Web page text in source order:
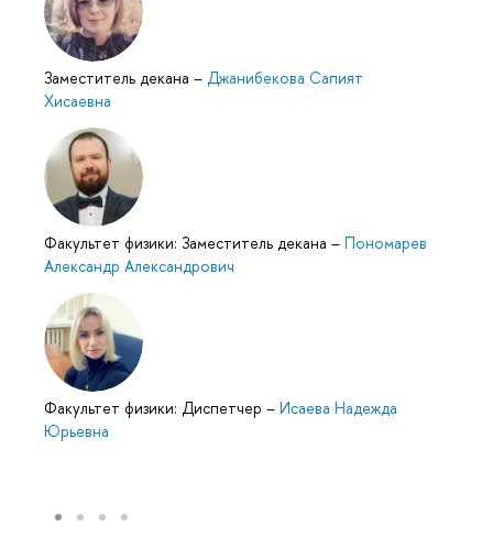
Заместитель декана – Джанибекова Сапият
Хисаевна
Факультет физики: Заместитель декана – Пономарев
Александр Александрович
Факультет физики: Диспетчер – Исаева Надежда
Юрьевна